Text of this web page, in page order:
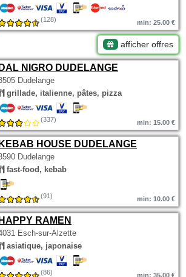
(128) min: 25.00 €
afficher offres
DAL NIGRO DUDELANGE
Dudelange
grillade, italienne, pâtes, pizza
(337) min: 15.00 €
KEBAB HOUSE DUDELANGE
Dudelange
fast-food, kebab
(91) min: 10.00 €
HAPPY RAMEN
Esch-sur-Alzette
asiatique, japonaise
(86) min: 35.00 €